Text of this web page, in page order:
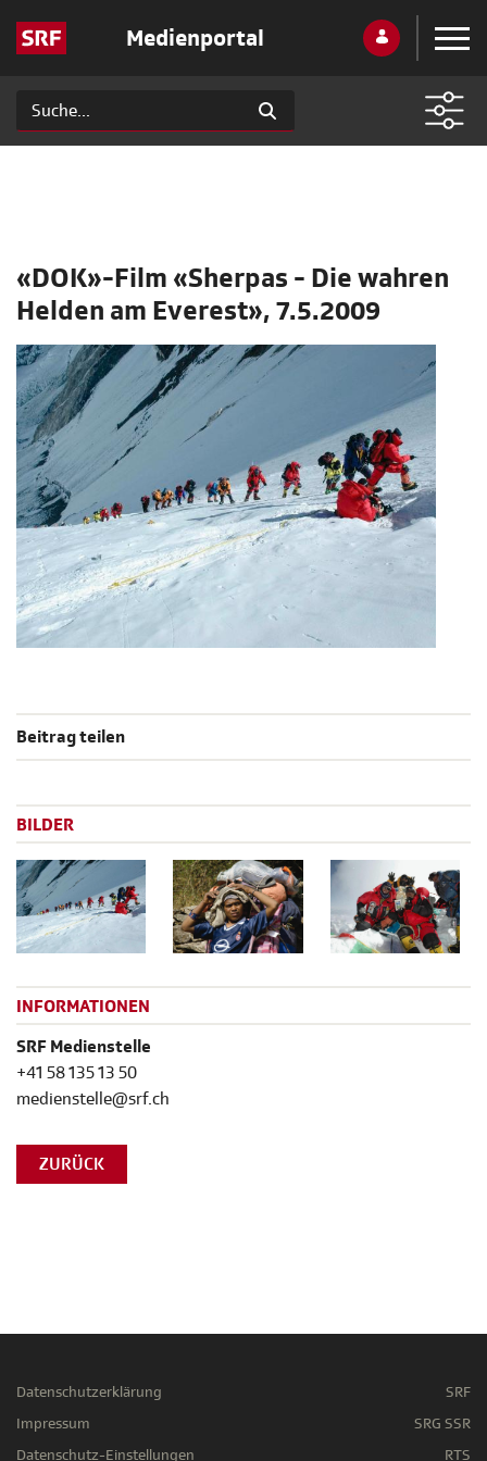
Medienportal
«DOK»-Film «Sherpas - Die wahren
Helden am Everest», 7.5.2009
Beitrag teilen
BILDER
INFORMATIONEN
SRF Medienstelle
+41 58 135 13 50
medienstelle@srf.ch
ZURÜCK
Datenschutzerklärung
Impressum
Datenschutz-Einstellungen
SRF
SRG SSR
RTS